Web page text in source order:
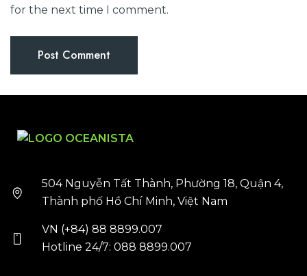
for the next time I comment.
504 Nguyễn Tất Thành, Phường 18, Quận 4,
Thành phố Hồ Chí Minh, Việt Nam
VN (+84) 88 8899.007
Hotline 24/7: 088 8899.007